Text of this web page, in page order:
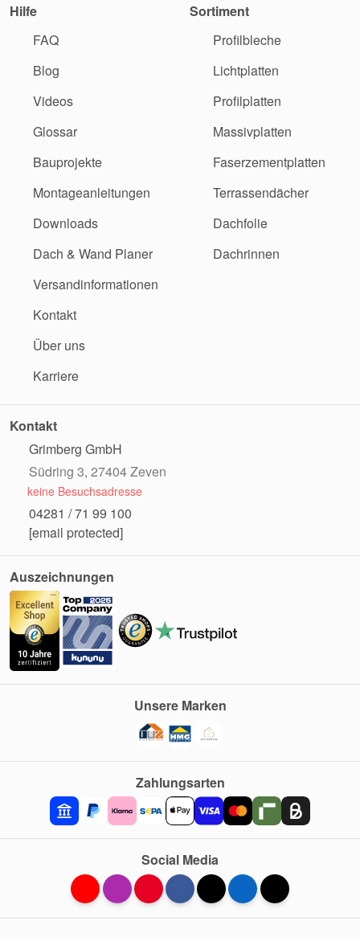
Hilfe
FAQ
Blog
Videos
Glossar
Bauprojekte
Montageanleitungen
Downloads
Dach & Wand Planer
Versandinformationen
Kontakt
Über uns
Karriere
Sortiment
Profilbleche
Lichtplatten
Profilplatten
Massivplatten
Faserzementplatten
Terrassendächer
Dachfolie
Dachrinnen
Kontakt
Grimberg GmbH
Südring 3, 27404 Zeven
keine Besuchsadresse
04281 / 71 99 100
[email protected]
Auszeichnungen
Zahlungsarten
Unsere Marken
Social Media